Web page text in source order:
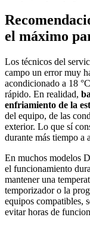
el máximo
Los técnicos del
campo un error muy
acondicionado a 18
rápido. En realidad,
enfriamiento de la
del equipo, de las
exterior. Lo que sí
durante más tiempo a
En muchos modelos
el funcionamiento
mantener una
temporizador o la
equipos compatibles,
evitar horas de